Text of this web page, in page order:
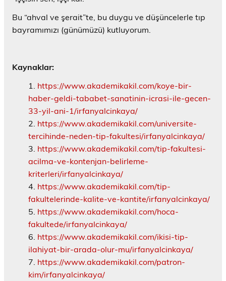
Bu “ahval ve şerait”te, bu duygu ve düşüncelerle tıp
bayramımızı (günümüzü) kutluyorum.
Kaynaklar:
https://www.akademikakil.com/koye-bir-
haber-geldi-tababet-sanatinin-icrasi-ile-gecen-
33-yil-ani-1/irfanyalcinkaya/
https://www.akademikakil.com/universite-
tercihinde-neden-tip-fakultesi/irfanyalcinkaya/
https://www.akademikakil.com/tip-fakultesi-
acilma-ve-kontenjan-belirleme-
kriterleri/irfanyalcinkaya/
https://www.akademikakil.com/tip-
fakultelerinde-kalite-ve-kantite/irfanyalcinkaya/
https://www.akademikakil.com/hoca-
fakultede/irfanyalcinkaya/
https://www.akademikakil.com/ikisi-tip-
ilahiyat-bir-arada-olur-mu/irfanyalcinkaya/
https://www.akademikakil.com/patron-
kim/irfanyalcinkaya/